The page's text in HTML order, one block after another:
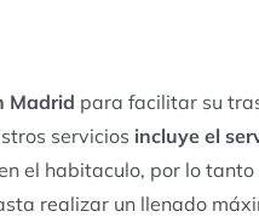
Madrid para facilitar su
servicios incluye el
el habitaculo, por lo
realizar un llenado